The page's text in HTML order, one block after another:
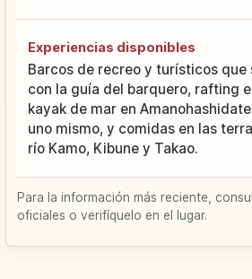
Experiencias disponibles
Barcos de recreo y turísticos que
con la guía del barquero, rafting
kayak de mar en
uno mismo, y comidas en las
río Kamo, Kibune y Takao.
Para la información más reciente,
oficiales o verifíquelo en el lugar.